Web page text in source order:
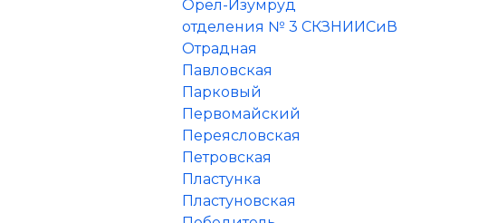
Орел-Изумруд
отделения № 3 СКЗНИИСиВ
Отрадная
Павловская
Парковый
Первомайский
Переясловская
Петровская
Пластунка
Пластуновская